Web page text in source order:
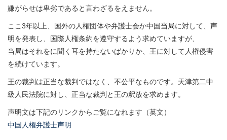
嫌がらせは卑劣であると言わざるをえません。
ここ3年以上、国外の人権団体や弁護士会か中国当局に対して、声
明を発表し、国際人権条約を遵守するよう求めていますが、
当局はそれをに聞く耳を持たないばかりか、王に対して人権侵害
を続けています。
王の裁判は正当な裁判ではなく、不公平なものです。天津第二中
級人民法院に対し、正当な裁判と王の釈放を求めます。
声明文は下記のリンクからご覧になれます（英文）
中国人権弁護士声明